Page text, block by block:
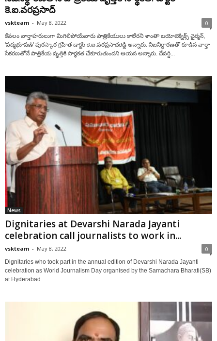
కె.ఐ.వరప్రసాద్
vskteam - May 8, 2022 0
కేవలం వార్తాహరులుగా మిగిలిపోయేవారు పాత్రికేయులు కాలేరని శాంతా బయోటెక్నిక్స్ ఛైర్మన్,
'పద్మభూషణ్' పురస్కార గ్రహీత డాక్టర్ కె.ఐ.వరప్రసాదరెడ్డి అన్నారు. నిజనిర్ధారణతో కూడిన వార్తా
సేకరణతోనే పాత్రికేయ వృత్తికి సార్థకత చేకూరుతుందని ఆయన అన్నారు. దేవర్షి...
News
Dignitaries at Devarshi Narada Jayanti
celebration call journalists to work in...
vskteam - May 8, 2022 0
Dignitaries who took part in the annual edition of Devarshi Narada Jayanti
celebration as World Journalism Day organised by the Samachara Bharati(SB)
at Hyderabad...